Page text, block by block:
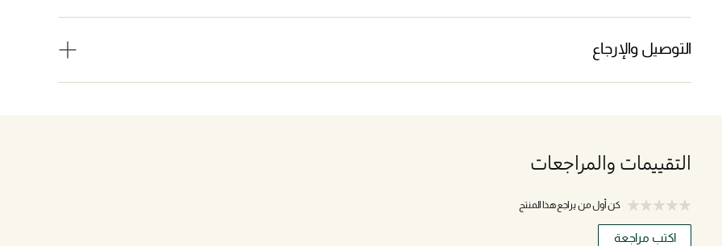
التوصيل والإرجاع
التقييمات والمراجعات
كن أول من يراجع هذا المنتج
اكتب مراجعة